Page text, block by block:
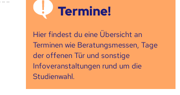
Termine!
Hier findest du eine Übersicht an
Terminen wie Beratungsmessen, Tage
der offenen Tür und sonstige
Infoveranstaltungen rund um die
Studienwahl.